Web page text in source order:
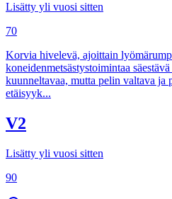
Lisätty yli vuosi sitten
70
Korvia hivelevä, ajoittain
koneidenmetsästystoimintaa
kuunneltavaa, mutta pelin valtava
etäisyyk...
V2
Lisätty yli vuosi sitten
90